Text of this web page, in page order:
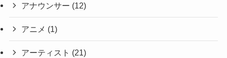
アナウンサー (12)
アニメ (1)
アーティスト (21)